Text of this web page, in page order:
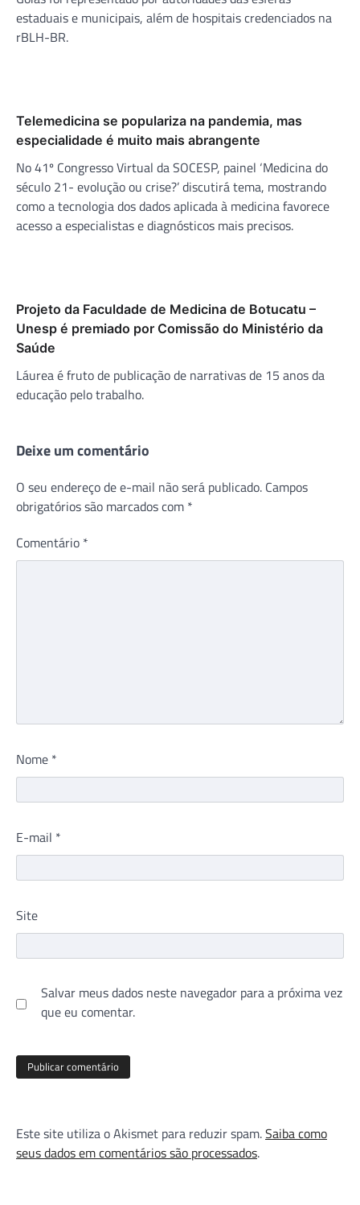
estaduais e municipais, além de hospitais credenciados na
rBLH-BR.
Telemedicina se populariza na pandemia, mas
especialidade é muito mais abrangente
No 41º Congresso Virtual da SOCESP, painel ‘Medicina do
século 21- evolução ou crise?’ discutirá tema, mostrando
como a tecnologia dos dados aplicada à medicina favorece
acesso a especialistas e diagnósticos mais precisos.
Projeto da Faculdade de Medicina de Botucatu –
Unesp é premiado por Comissão do Ministério da
Saúde
Láurea é fruto de publicação de narrativas de 15 anos da
educação pelo trabalho.
Deixe um comentário
O seu endereço de e-mail não será publicado. Campos
obrigatórios são marcados com *
Comentário *
Nome *
E-mail *
Site
Salvar meus dados neste navegador para a próxima vez
que eu comentar.
Este site utiliza o Akismet para reduzir spam.Saiba como
seus dados em comentários são processados.